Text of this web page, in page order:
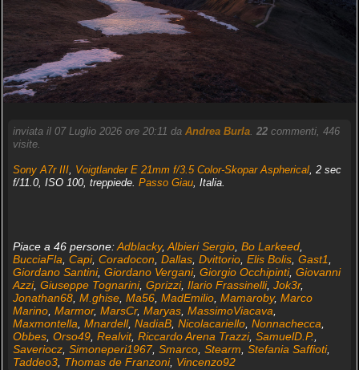
inviata il 07 Luglio 2026 ore 20:11 da Andrea Burla. 22commenti, 446
visite.
Sony A7r III, Voigtlander E 21mm f/3.5 Color-Skopar Aspherical, 2 sec
f/11.0, ISO 100, treppiede. Passo Giau, Italia.
Piace a 46 persone:Adblacky, Albieri Sergio, Bo Larkeed,
BucciaFla Capi, Coradocon Dallas, Dvittorio, Elis Bolis, Gast1
Giordano Santini, Giordano Vergani, Giorgio Occhipinti, Giovanni
Azzi, Giuseppe Tognarini, Gprizzi, Ilario Frassinelli, Jok3r,
Jonathan68, M.ghise, Ma56, MadEmilio, Mamaroby, Marco
Marino, Marmor, MarsCr, Maryas, MassimoViacava
Maxmontella Mnardell, NadiaB, Nicolacariello, Nonnachecca
Obbes, Orso49, Realvit, Riccardo Arena Trazzi, SamuelD.P.
Saveriocz, Simoneperi1967, Smarco, Stearm Stefania Saffioti,
Taddeo3, Thomas de Franzoni, Vincenzo92